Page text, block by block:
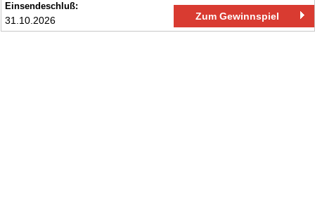
Einsendeschluß:
31.10.2026 Zum Gewinnspiel